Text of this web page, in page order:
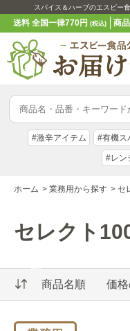
スパイス＆ハーブのエスビー
送料 全国一律770円(税込) 商
#激辛アイテム #有機ス
#レン
ホーム > 業務用から探す > セ
セレクト
商品名順 価